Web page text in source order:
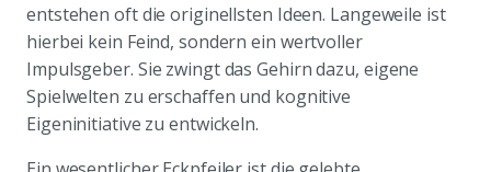
entstehen oft die originellsten Ideen. Langeweile ist
hierbei kein Feind, sondern ein wertvoller
Impulsgeber. Sie zwingt das Gehirn dazu, eigene
Spielwelten zu erschaffen und kognitive
Eigeninitiative zu entwickeln.